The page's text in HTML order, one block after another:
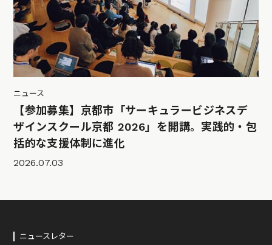
ニュース
【参加募集】京都市「サーキュラービジネスデ
ザインスクール京都 2026」を開講。実践的・包
括的な支援体制に進化
2026.07.03
ニュースレター